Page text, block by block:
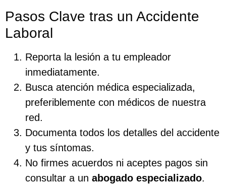
Pasos Clave tras un Accidente
Laboral
Reporta la lesión a tu empleador
inmediatamente.
Busca atención médica especializada,
preferiblemente con médicos de nuestra
red.
Documenta todos los detalles del accidente
y tus síntomas.
No firmes acuerdos ni aceptes pagos sin
consultar a un abogado especializado.